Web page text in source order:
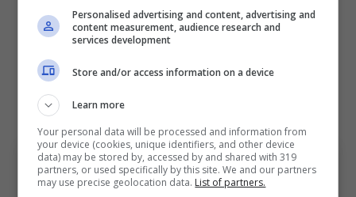
minato il suo rendimento nel proseguire della
stagione. Il giocatore comunque si candida a
una maglia da titolare nello scacchiere della
sua Norvegia.
Personalised advertising and content, advertising and
content measurement, audience research and
services development
Store and/or access information on a device
Learn more
Your personal data will be processed and information from
your device (cookies, unique identifiers, and other device
data) may be stored by, accessed by and shared with 319
partners, or used specifically by this site. We and our partners
may use precise geolocation data. List of partners.